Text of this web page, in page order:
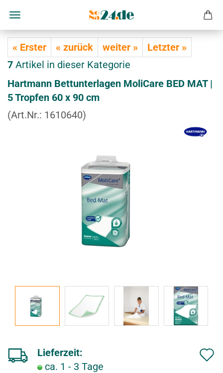
« Erster « zurück weiter »
Letzter »
7 Artikel in dieser Kategorie
Hart­mann Bett­un­ter­la­gen Mo­li­Ca­re BED MAT |
5 Trop­fen 60 x 90 cm
(Art.Nr.: 1610640)
Lieferzeit:
ca. 1 - 3 Tage